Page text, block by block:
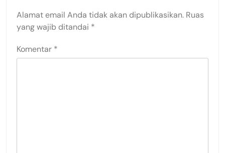
Alamat email Anda tidak akan dipublikasikan. Ruas
yang wajib ditandai *
Komentar *